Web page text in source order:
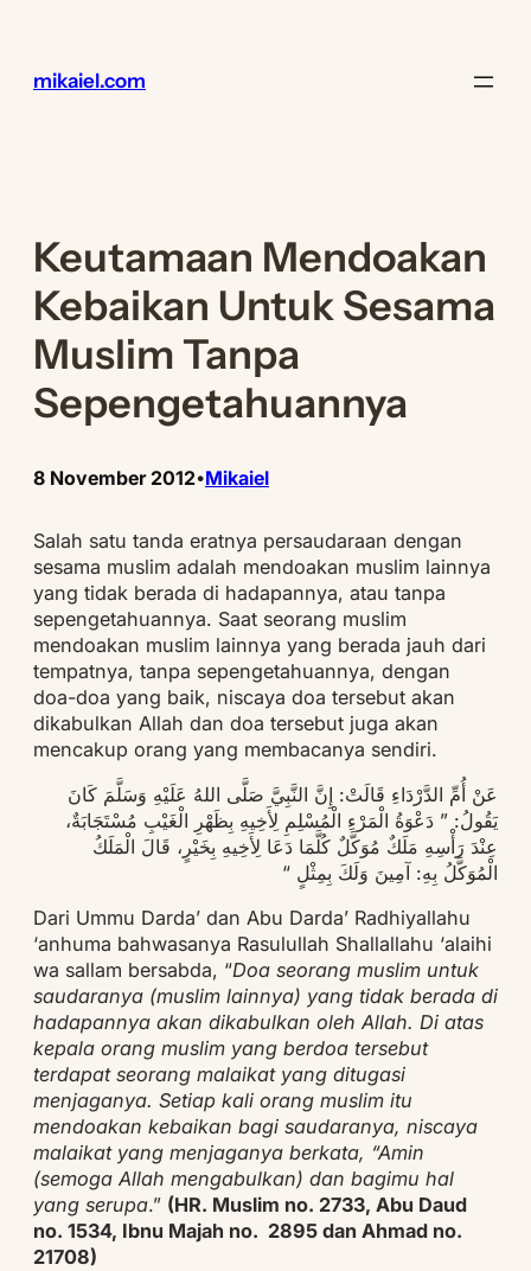
konten
mikaiel.com
Keutamaan Mendoakan
Kebaikan Untuk Sesama
Muslim Tanpa
Sepengetahuannya
8 November 2012•Mikaiel
Salah satu tanda eratnya persaudaraan dengan
sesama muslim adalah mendoakan muslim lainnya
yang tidak berada di hadapannya, atau tanpa
sepengetahuannya. Saat seorang muslim
mendoakan muslim lainnya yang berada jauh dari
tempatnya, tanpa sepengetahuannya, dengan
doa-doa yang baik, niscaya doa tersebut akan
dikabulkan Allah dan doa tersebut juga akan
mencakup orang yang membacanya sendiri.
عَنْ أُمِّ الدَّرْدَاءِ قَالَتْ: إِنَّ النَّبِيَّ صَلَّى اللهُ عَلَيْهِ وَسَلَّمَ كَانَ
يَقُولُ: ” دَعْوَةُ الْمَرْءِ الْمُسْلِمِ لِأَخِيهِ بِظَهْرِ الْغَيْبِ مُسْتَجَابَةٌ،
عِنْدَ رَأْسِهِ مَلَكٌ مُوَكَّلٌ كُلَّمَا دَعَا لِأَخِيهِ بِخَيْرٍ، قَالَ الْمَلَكُ
الْمُوَكَّلُ بِهِ: آمِينَ وَلَكَ بِمِثْلٍ “
Dari Ummu Darda’ dan Abu Darda’ Radhiyallahu
‘anhuma bahwasanya Rasulullah Shallallahu ‘alaihi
wa sallam bersabda, “Doa seorang muslim untuk
saudaranya (muslim lainnya) yang tidak berada di
hadapannya akan dikabulkan oleh Allah. Di atas
kepala orang muslim yang berdoa tersebut
terdapat seorang malaikat yang ditugasi
menjaganya. Setiap kali orang muslim itu
mendoakan kebaikan bagi saudaranya, niscaya
malaikat yang menjaganya berkata, “Amin
(semoga Allah mengabulkan) dan bagimu hal
yang serupa.” (HR. Muslim no. 2733, Abu Daud
no. 1534, Ibnu Majah no. 2895 dan Ahmad no.
21708)